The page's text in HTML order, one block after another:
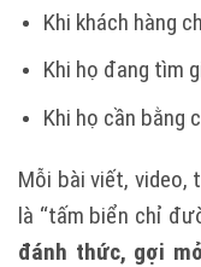
Khi khách hàng
Khi họ đang tìm
Khi họ cần bằng
Mỗi bài viết, video,
là “tấm biển chỉ
đánh thức, gợi